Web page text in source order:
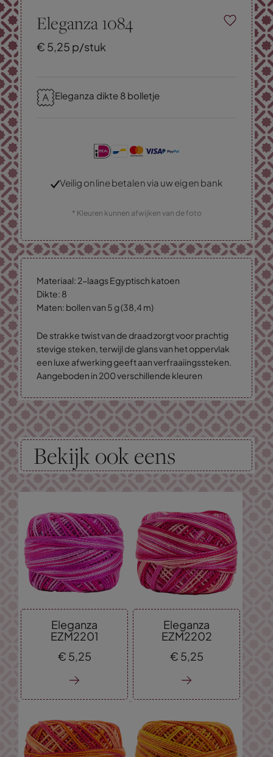
Eleganza 1084
€ 5,25 p/stuk
Eleganza dikte 8 bolletje
Veilig online betalen via uw eigen bank
* Kleuren kunnen afwijken van de foto
Materiaal: 2-laags Egyptisch katoen
Dikte: 8
Maten: bollen van 5 g (38,4 m)
De strakke twist van de draad zorgt voor prachtig
stevige steken, terwijl de glans van het oppervlak
een luxe afwerking geeft aan verfraaiingssteken.
Aangeboden in 200 verschillende kleuren
Bekijk ook eens
Eleganza
EZM2201
€ 5,25
Eleganza
EZM2202
€ 5,25